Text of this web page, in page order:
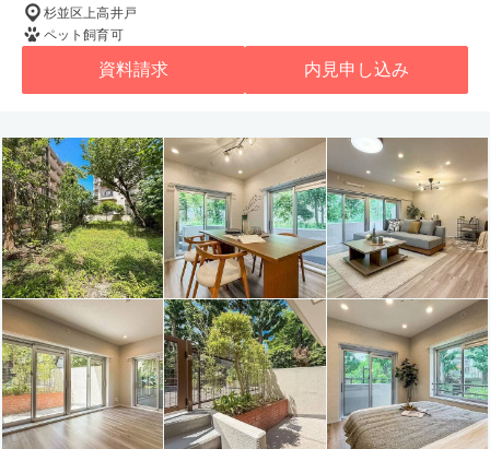
杉並区上高井戸
ペット飼育可
資料請求 内見申し込み